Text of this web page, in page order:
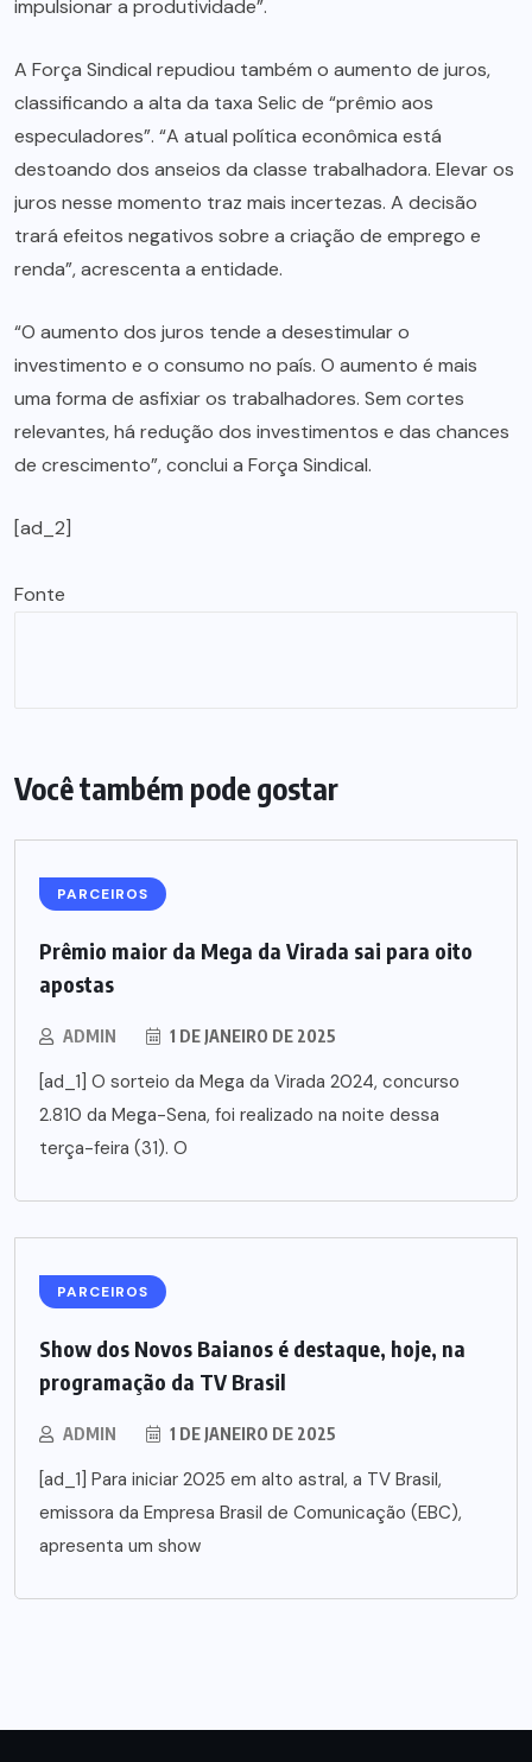
impulsionar a produtividade”.
A Força Sindical repudiou também o aumento de juros,
classificando a alta da taxa Selic de “prêmio aos
especuladores”. “A atual política econômica está
destoando dos anseios da classe trabalhadora. Elevar os
juros nesse momento traz mais incertezas. A decisão
trará efeitos negativos sobre a criação de emprego e
renda”, acrescenta a entidade.
“O aumento dos juros tende a desestimular o
investimento e o consumo no país. O aumento é mais
uma forma de asfixiar os trabalhadores. Sem cortes
relevantes, há redução dos investimentos e das chances
de crescimento”, conclui a Força Sindical.
[ad_2]
Fonte
Você também pode gostar
PARCEIROS
Prêmio maior da Mega da Virada sai para oito
apostas
ADMIN 1 DE JANEIRO DE 2025
[ad_1] O sorteio da Mega da Virada 2024, concurso
2.810 da Mega-Sena, foi realizado na noite dessa
terça-feira (31). O
PARCEIROS
Show dos Novos Baianos é destaque, hoje, na
programação da TV Brasil
ADMIN 1 DE JANEIRO DE 2025
[ad_1] Para iniciar 2025 em alto astral, a TV Brasil,
emissora da Empresa Brasil de Comunicação (EBC),
apresenta um show